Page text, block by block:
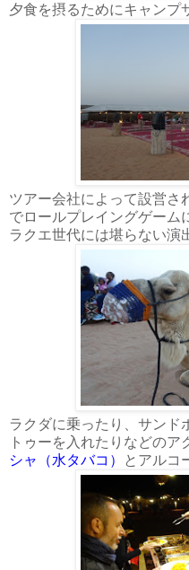
夕食を摂るためにキャンプ
ツアー会社によって設営さ
でロールプレイングゲーム
ラクエ世代には堪らない演
ラクダに乗ったり、サンド
トゥーを入れたりなどのア
シャ（水タバコ）
とアルコ